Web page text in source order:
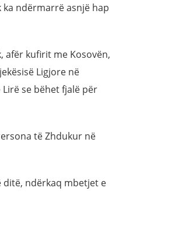
ka ndërmarrë asnjë hap
afër kufirit me Kosovën,
Ligjore në
se bëhet fjalë për
të Zhdukur në
ditë, ndërkaq mbetjet e